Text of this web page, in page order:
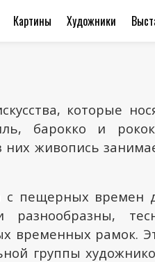
Художники
Картины
которые
барокко и
них живопись
с пещерных времен
разнообразны,
временных рамок.
группы